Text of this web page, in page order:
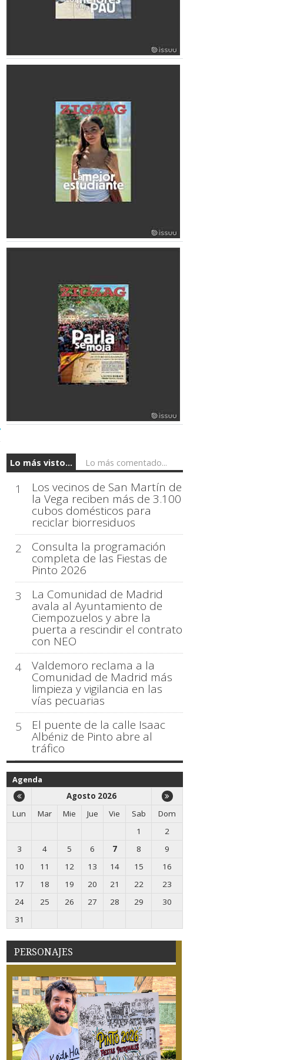
Lo más visto... Lo más comentado...
1 Los vecinos de San Martín de
la Vega reciben más de 3.100
cubos domésticos para
reciclar biorresiduos
2
Consulta la programación
completa de las Fiestas de
Pinto 2026
3
La Comunidad de Madrid
avala al Ayuntamiento de
Ciempozuelos y abre la
puerta a rescindir el contrato
con NEO
4
Valdemoro reclama a la
Comunidad de Madrid más
limpieza y vigilancia en las
vías pecuarias
5
El puente de la calle Isaac
Albéniz de Pinto abre al
tráfico
Agenda
Agosto 2026
Lun
Mar Mie Jue Vie Sab
Dom
1
2
3
4 5 6 7 8
9
10
11 12 13 14 15
16
17
18 19 20 21 22
23
24
25 26 27 28 29
30
31
PERSONAJES